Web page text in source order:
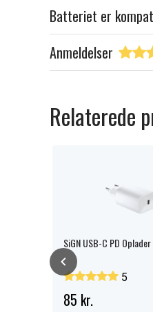
Batteriet er
Anmeldelser
Relaterede
SiGN USB-C PD
5
85 kr.